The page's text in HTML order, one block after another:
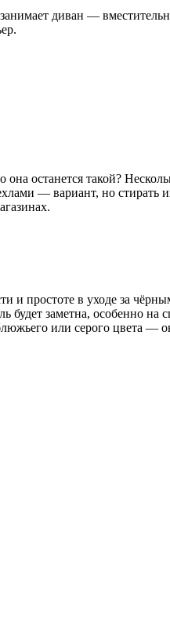
диван —
останется такой?
— вариант, но стирать
и простоте в уходе за
будет заметна, особенно
или серого цвета —